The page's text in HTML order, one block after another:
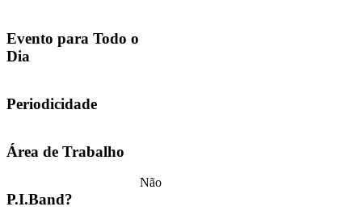
Evento para Todo o
Dia
Periodicidade
Área de Trabalho
P.I.Band?
Não